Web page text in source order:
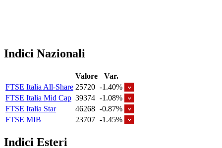
Indici Nazionali
Valore
Var.
FTSE Italia All-Share 25720 -1.40%
FTSE Italia Mid Cap 39374 -1.08%
FTSE Italia Star
46268 -0.87%
FTSE MIB
23707 -1.45%
Indici Esteri